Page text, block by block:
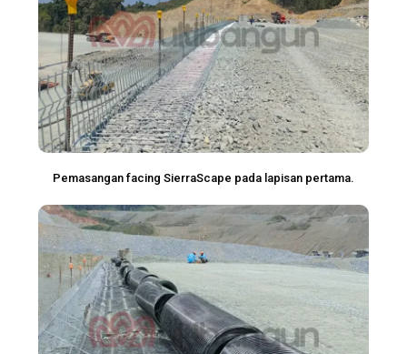
Pemasangan facing SierraScape pada lapisan pertama.